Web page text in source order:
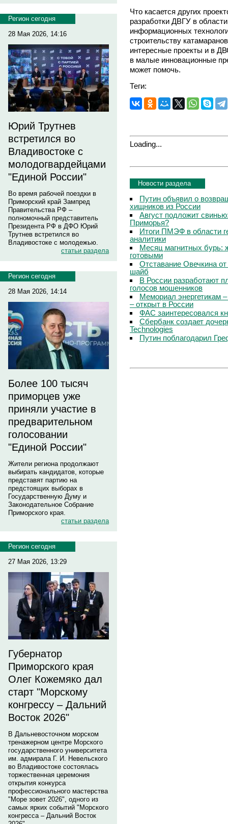
Регион сегодня
28 Мая 2026, 14:16
Юрий Трутнев
встретился во
Владивостоке с
молодогвардейцами
"Единой России"
Во время рабочей поездки в
Приморский край Зампред
Правительства РФ –
полномочный представитель
Президента РФ в ДФО Юрий
Трутнев встретился во
Владивостоке с молодежью.
статьи раздела
Регион сегодня
28 Мая 2026, 14:14
Более 100 тысяч
приморцев уже
приняли участие в
предварительном
голосовании
"Единой России"
Жители региона продолжают
выбирать кандидатов, которые
представят партию на
предстоящих выборах в
Государственную Думу и
Законодательное Собрание
Приморского края.
статьи раздела
Регион сегодня
27 Мая 2026, 13:29
Губернатор
Приморского края
Олег Кожемяко дал
старт "Морскому
конгрессу – Дальний
Восток 2026"
В Дальневосточном морском
тренажерном центре Морского
государственного университета
им. адмирала Г. И. Невельского
во Владивостоке состоялась
торжественная церемония
открытия конкурса
профессионального мастерства
"Море зовет 2026", одного из
самых ярких событий "Морского
конгресса – Дальний Восток
Что касается других
разработки ДВГУ в
информационных
строительству
интересные проекты и в
в малые инновационные
может помочь.
Теги:
Loading...
Новости раздела
Путин объявил о
хищников из России
Август подложит
Приморья?
Итоги ПМЭФ в области
аналитики
Месяц магнитных бурь:
готовыми
Отставание Овечкина
шайб
В России разработают
голосов мошенников
Мемориал энергетикам
– открыт в России
ФАС заинтересовался
Сбербанк создает
Technologies
Путин поблагодарил